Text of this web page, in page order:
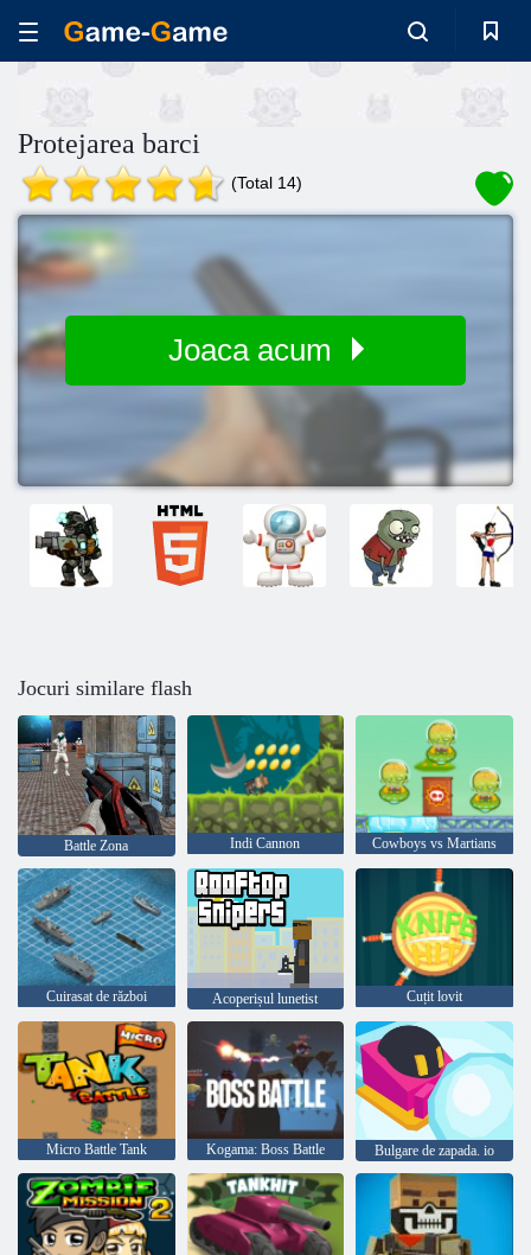
Protejarea barci
(Total 14)
Joaca acum
Jocuri similare flash
Battle Zona Indi Cannon Cowboys vs Martians
Cuirasat de război Acoperișul lunetist Cuțit lovit
Micro Battle Tank Kogama: Boss Battle Bulgare de zapada. io